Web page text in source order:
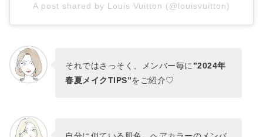
A post shared by Louis Vuitton (@louisvuitton)
それではさっそく、メンバー毎に ”2024年
春夏メイクTIPS”をご紹介♡